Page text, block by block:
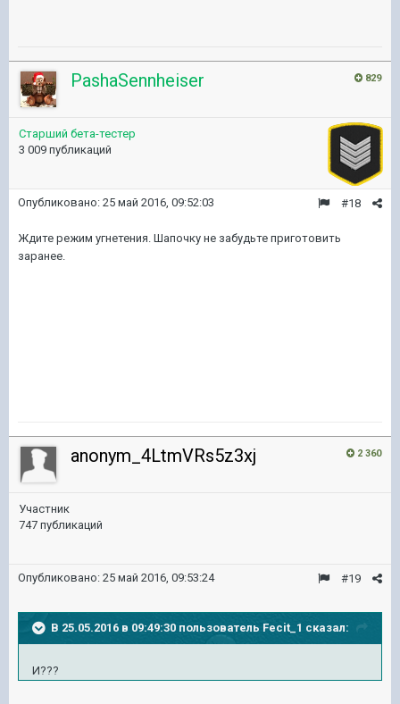
829
PashaSennheiser
Старший бета-тестер
3 009 публикаций
#18
Опубликовано: 25 май 2016, 09:52:03
Ждите режим угнетения. Шапочку не забудьте приготовить
заранее.
2 360
anonym_4LtmVRs5z3xj
Участник
747 публикаций
#19
Опубликовано: 25 май 2016, 09:53:24
В 25.05.2016 в 09:49:30 пользователь Fecit_1 сказал:
И???